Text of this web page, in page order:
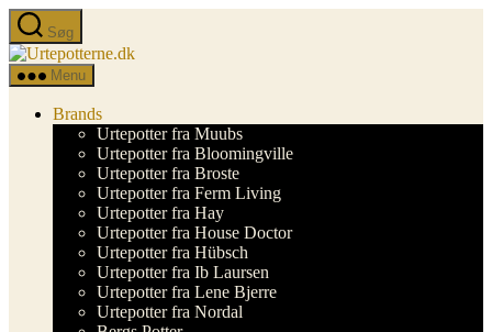
Spring
til
indholdet
Søg
Urtepotterne.dk
Menu
Brands
Urtepotter fra Muubs
Urtepotter fra Bloomingville
Urtepotter fra Broste
Urtepotter fra Ferm Living
Urtepotter fra Hay
Urtepotter fra House Doctor
Urtepotter fra Hübsch
Urtepotter fra Ib Laursen
Urtepotter fra Lene Bjerre
Urtepotter fra Nordal